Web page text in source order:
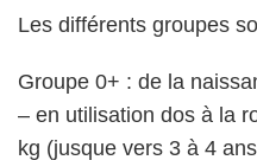
Les différents groupes
Groupe 0+ : de la
– en utilisation dos à la
kg (jusque vers 3 à 4